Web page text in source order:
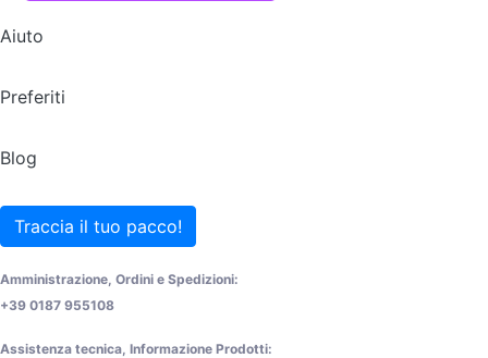
Aiuto
Preferiti
Blog
Traccia il tuo pacco!
Amministrazione, Ordini e Spedizioni:
+39 0187 955108
Assistenza tecnica, Informazione Prodotti: